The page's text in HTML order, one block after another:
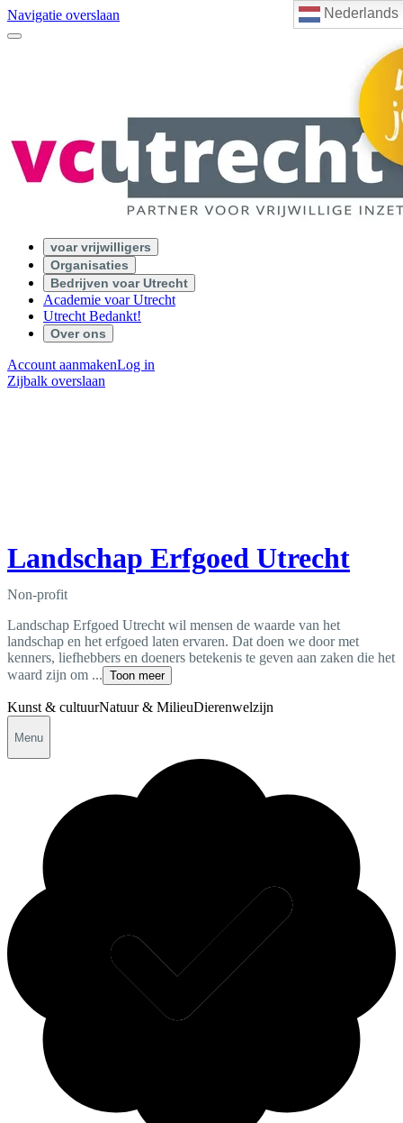
Nederlands
Navigatie overslaan
voar vrijwilligers
Organisaties
Bedrijven voar Utrecht
Academie voar Utrecht
Utrecht Bedankt!
Over ons
Account aanmakenLog in
Zijbalk overslaan
Landschap Erfgoed Utrecht
Non-profit
Landschap Erfgoed Utrecht wil mensen de waarde van het
landschap en het erfgoed laten ervaren. Dat doen we door met
kenners, liefhebbers en doeners betekenis te geven aan zaken die het
waard zijn om ... Toon meer
Kunst & cultuurNatuur & MilieuDierenwelzijn
Menu